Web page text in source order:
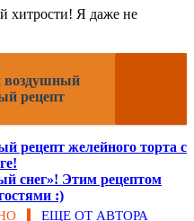
рецепт
рецепт желейного торта с
снег»! Этим рецептом
:)
ЕЩЕ ОТ АВТОРА